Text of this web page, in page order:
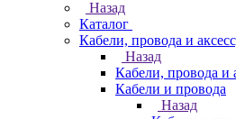
Назад
Каталог
Кабели, провода и
Назад
Кабели, провода и
Кабели и провода
Назад